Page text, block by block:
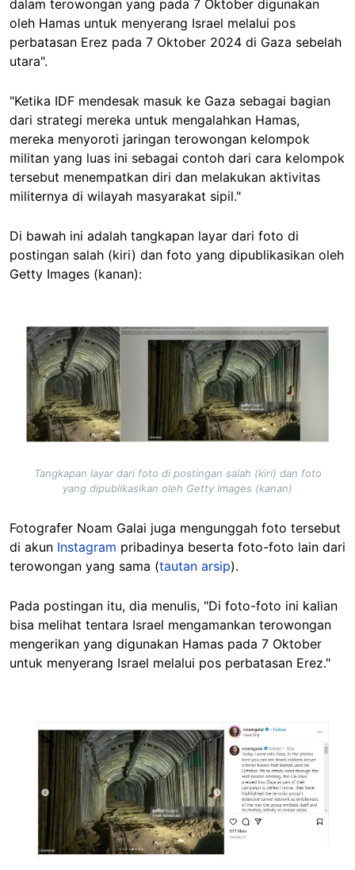
dalam terowongan yang pada 7 Oktober digunakan
oleh Hamas untuk menyerang Israel melalui pos
perbatasan Erez pada 7 Oktober 2024 di Gaza sebelah
utara".
"Ketika IDF mendesak masuk ke Gaza sebagai bagian
dari strategi mereka untuk mengalahkan Hamas,
mereka menyoroti jaringan terowongan kelompok
militan yang luas ini sebagai contoh dari cara kelompok
tersebut menempatkan diri dan melakukan aktivitas
militernya di wilayah masyarakat sipil."
Di bawah ini adalah tangkapan layar dari foto di
postingan salah (kiri) dan foto yang dipublikasikan oleh
Getty Images (kanan):
Image
Tangkapan layar dari foto di postingan salah (kiri) dan foto
yang dipublikasikan oleh Getty Images (kanan)
Fotografer Noam Galai juga mengunggah foto tersebut
di akun Instagram pribadinya beserta foto-foto lain dari
terowongan yang sama (tautan arsip).
Pada postingan itu, dia menulis, "Di foto-foto ini kalian
bisa melihat tentara Israel mengamankan terowongan
mengerikan yang digunakan Hamas pada 7 Oktober
untuk menyerang Israel melalui pos perbatasan Erez."